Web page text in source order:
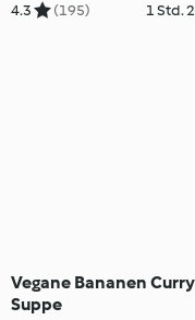
4.3 (195) 1 Std.
Vegane Bananen Curry
Suppe